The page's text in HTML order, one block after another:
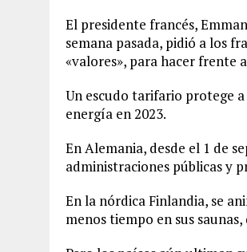
El presidente francés,
semana pasada, pidió a los
«valores», para hacer frente
Un escudo tarifario protege
energía en 2023.
En Alemania, desde el 1 de
administraciones públicas y
En la nórdica Finlandia, se
menos tiempo en sus